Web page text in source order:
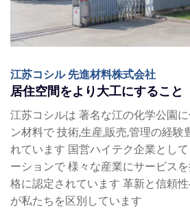
江苏コシル 先進材料株式会社
居住空間をより大工にすること
江苏コシルは 著名な江の化学公園
ン材料で 技術,生産,販売,管理の経験
れています 国営ハイテク企業とし
ーションで 様々な産業にサービス
格に認定されています 革新と信頼
が私たちを区別しています